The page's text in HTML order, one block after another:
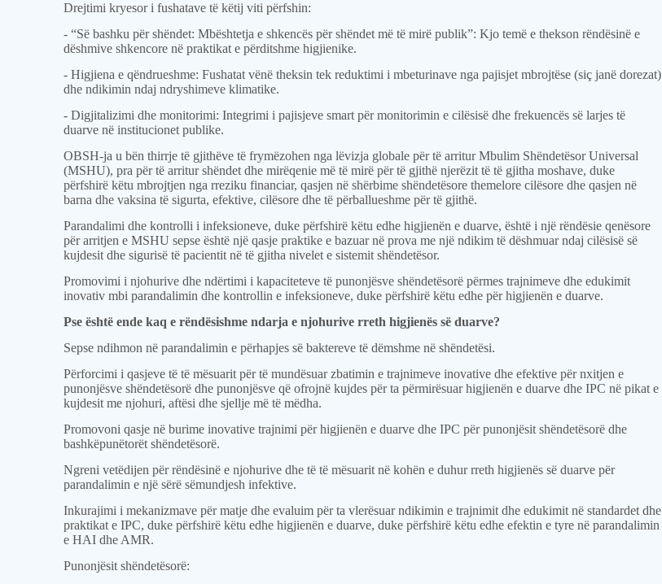
Drejtimi kryesor i fushatave të këtij viti përfshin:
- “Së bashku për shëndet: Mbështetja e shkencës për shëndet më të mirë publik”: Kjo temë e thekson rëndësinë e
dëshmive shkencore në praktikat e përditshme higjienike.
- Higjiena e qëndrueshme: Fushatat vënë theksin tek reduktimi i mbeturinave nga pajisjet mbrojtëse (siç janë dorezat)
dhe ndikimin ndaj ndryshimeve klimatike.
- Digjitalizimi dhe monitorimi: Integrimi i pajisjeve smart për monitorimin e cilësisë dhe frekuencës së larjes të
duarve në institucionet publike.
OBSH-ja u bën thirrje të gjithëve të frymëzohen nga lëvizja globale për të arritur Mbulim Shëndetësor Universal
(MSHU), pra për të arritur shëndet dhe mirëqenie më të mirë për të gjithë njerëzit të të gjitha moshave, duke
përfshirë këtu mbrojtjen nga rreziku financiar, qasjen në shërbime shëndetësore themelore cilësore dhe qasjen në
barna dhe vaksina të sigurta, efektive, cilësore dhe të përballueshme për të gjithë.
Parandalimi dhe kontrolli i infeksioneve, duke përfshirë këtu edhe higjienën e duarve, është i një rëndësie qenësore
për arritjen e MSHU sepse është një qasje praktike e bazuar në prova me një ndikim të dëshmuar ndaj cilësisë së
kujdesit dhe sigurisë të pacientit në të gjitha nivelet e sistemit shëndetësor.
Promovimi i njohurive dhe ndërtimi i kapaciteteve të punonjësve shëndetësorë përmes trajnimeve dhe edukimit
inovativ mbi parandalimin dhe kontrollin e infeksioneve, duke përfshirë këtu edhe për higjienën e duarve.
Pse është ende kaq e rëndësishme ndarja e njohurive rreth higjienës së duarve?
Sepse ndihmon në parandalimin e përhapjes së baktereve të dëmshme në shëndetësi.
Përforcimi i qasjeve të të mësuarit për të mundësuar zbatimin e trajnimeve inovative dhe efektive për nxitjen e
punonjësve shëndetësorë dhe punonjësve që ofrojnë kujdes për ta përmirësuar higjienën e duarve dhe IPC në pikat e
kujdesit me njohuri, aftësi dhe sjellje më të mëdha.
Promovoni qasje në burime inovative trajnimi për higjienën e duarve dhe IPC për punonjësit shëndetësorë dhe
bashkëpunëtorët shëndetësorë.
Ngreni vetëdijen për rëndësinë e njohurive dhe të të mësuarit në kohën e duhur rreth higjienës së duarve për
parandalimin e një sërë sëmundjesh infektive.
Inkurajimi i mekanizmave për matje dhe evaluim për ta vlerësuar ndikimin e trajnimit dhe edukimit në standardet dhe
praktikat e IPC, duke përfshirë këtu edhe higjienën e duarve, duke përfshirë këtu edhe efektin e tyre në parandalimin
e HAI dhe AMR.
Punonjësit shëndetësorë: